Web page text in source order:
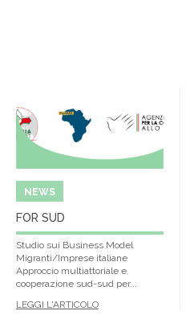
NEWS
FOR SUD
Studio sui Business Model
Migranti/Imprese italiane
Approccio multiattoriale e
cooperazione sud-sud per...
LEGGI L'ARTICOLO